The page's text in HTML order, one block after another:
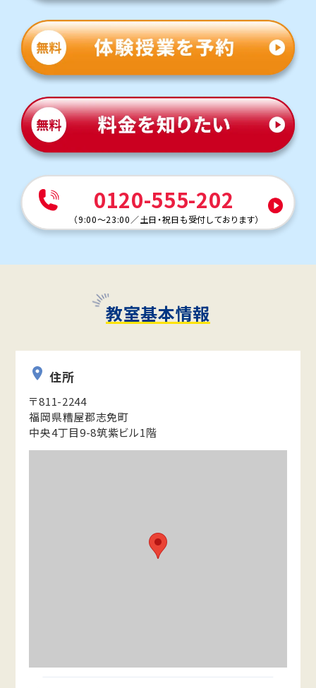
0120-555-202
（9:00～23:00 ／土日・祝日も受付しております）
教室基本情報
住所
〒811-2244
福岡県糟屋郡志免町
中央4丁目9-8筑紫ビル1階